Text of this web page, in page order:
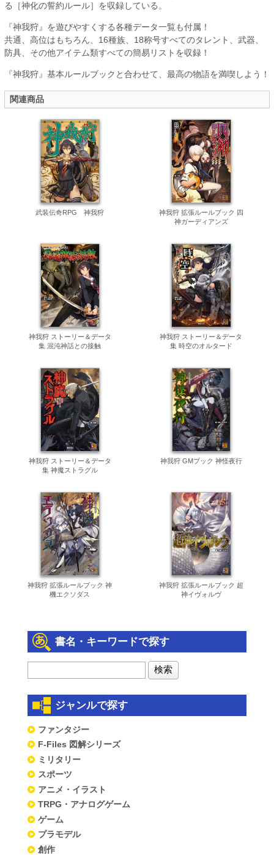
る［神化の誓約ルール］を収録している。
『神我狩』を遊びやすくする各種データ一覧も付属！
共通、高位はもちろん、16種族、18称号すべてのタレント、武器、
防具、その他アイテム類すべての簡易リストを収録！
『神我狩』基本ルールブックと合わせて、最高の物語を満喫しよう！
関連商品
武装伝奇RPG 神我狩
神我狩 拡張ルールブック 四
神ガーディアンズ
神我狩 ストーリー＆データ
集 混沌神話との接触
神我狩 ストーリー＆データ
集 時空のオルタード
神我狩 ストーリー＆データ
集 神魔ストラグル
神我狩 GMブック 神怪夜行
神我狩 拡張ルールブック 神
機エクソダス
神我狩 拡張ルールブック 超
神イヴォルヴ
書名・キーワードで探す
ジャンルで探す
ファンタジー
F-Files 図解シリーズ
ミリタリー
スポーツ
アニメ・イラスト
TRPG・アナログゲーム
ゲーム
プラモデル
創作